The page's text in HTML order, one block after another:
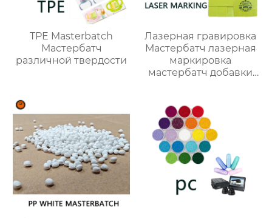
TPE Masterbatch
Мастербатч
различной твердости
Лазерная гравировка
Мастербатч лазерная
маркировка
мастербатч добавки